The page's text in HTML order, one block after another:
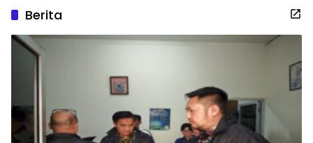
Berita